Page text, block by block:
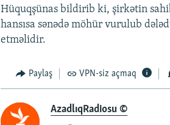
Hüquqşünas bildirib ki, şirkətin
hansısa sənədə möhür vurulub
etməlidir.
Paylaş VPN-siz açmaq
AzadlıqRadiosu ©